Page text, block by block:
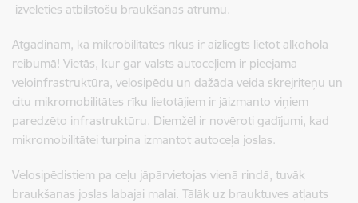
izvēlēties atbilstošu braukšanas ātrumu.
Atgādinām, ka mikrobilitātes rīkus ir aizliegts lietot alkohola
reibumā! Vietās, kur gar valsts autoceļiem ir pieejama
veloinfrastruktūra, velosipēdu un dažāda veida skrejriteņu un
citu mikromobilitātes rīku lietotājiem ir jāizmanto viņiem
paredzēto infrastruktūru. Diemžēl ir novēroti gadījumi, kad
mikromobilitātei turpina izmantot autoceļa joslas.
Velosipēdistiem pa ceļu jāpārvietojas vienā rindā, tuvāk
braukšanas joslas labajai malai. Tālāk uz brauktuves atļauts